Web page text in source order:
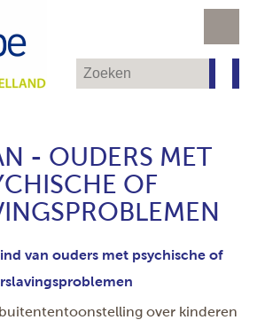
- OUDERS MET
OF
van ouders met psychische of
over kinderen